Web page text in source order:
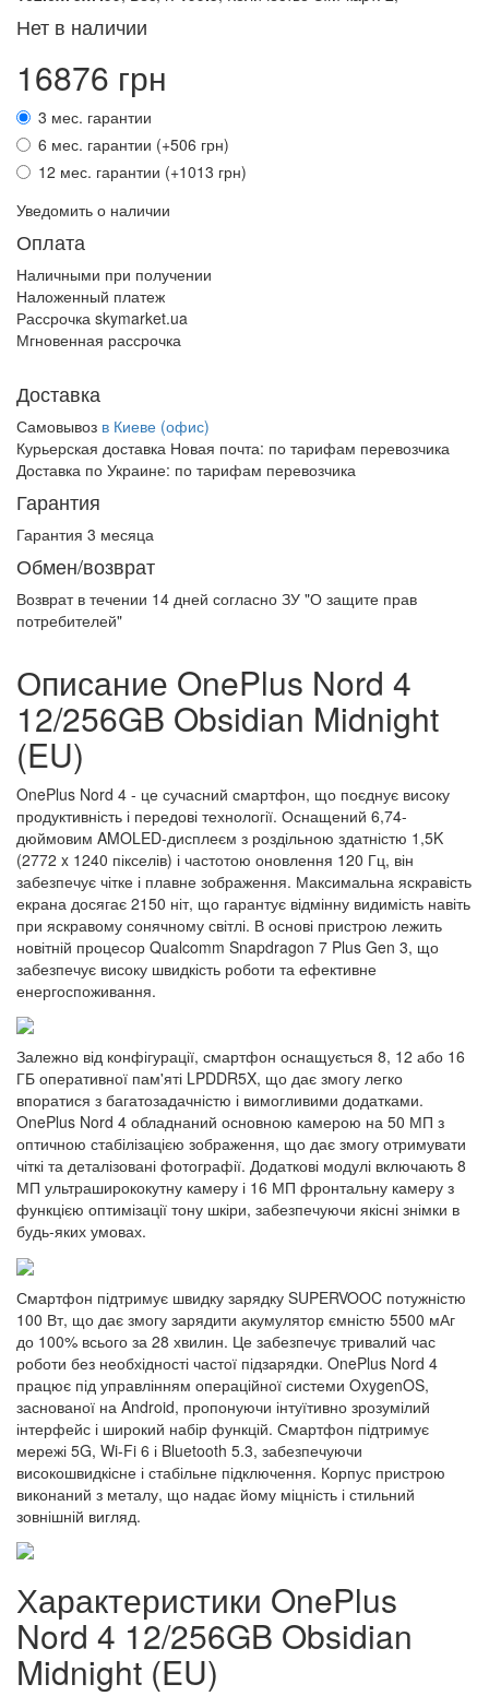
Нет в наличии
16876 грн
3 мес. гарантии
6 мес. гарантии (+506 грн)
12 мес. гарантии (+1013 грн)
Уведомить о наличии
Оплата
Наличными при получении
Наложенный платеж
Рассрочка skymarket.ua
Мгновенная рассрочка
Доставка
Самовывоз в Киеве (офис)
Курьерская доставка Новая почта: по тарифам перевозчика
Доставка по Украине: по тарифам перевозчика
Гарантия
Гарантия 3 месяца
Обмен/возврат
Возврат в течении 14 дней согласно ЗУ "О защите прав
потребителей"
Описание OnePlus Nord 4
12/256GB Obsidian Midnight
(EU)
OnePlus Nord 4 - це сучасний смартфон, що поєднує високу
продуктивність і передові технології. Оснащений 6,74-
дюймовим AMOLED-дисплеєм з роздільною здатністю 1,5K
(2772 x 1240 пікселів) і частотою оновлення 120 Гц, він
забезпечує чітке і плавне зображення. Максимальна яскравість
екрана досягає 2150 ніт, що гарантує відмінну видимість навіть
при яскравому сонячному світлі. В основі пристрою лежить
новітній процесор Qualcomm Snapdragon 7 Plus Gen 3, що
забезпечує високу швидкість роботи та ефективне
енергоспоживання.
Залежно від конфігурації, смартфон оснащується 8, 12 або 16
ГБ оперативної пам'яті LPDDR5X, що дає змогу легко
впоратися з багатозадачністю і вимогливими додатками.
OnePlus Nord 4 обладнаний основною камерою на 50 МП з
оптичною стабілізацією зображення, що дає змогу отримувати
чіткі та деталізовані фотографії. Додаткові модулі включають 8
МП ультраширококутну камеру і 16 МП фронтальну камеру з
функцією оптимізації тону шкіри, забезпечуючи якісні знімки в
будь-яких умовах.
Смартфон підтримує швидку зарядку SUPERVOOC потужністю
100 Вт, що дає змогу зарядити акумулятор ємністю 5500 мАг
до 100% всього за 28 хвилин. Це забезпечує тривалий час
роботи без необхідності частої підзарядки. OnePlus Nord 4
працює під управлінням операційної системи OxygenOS,
заснованої на Android, пропонуючи інтуїтивно зрозумілий
інтерфейс і широкий набір функцій. Смартфон підтримує
мережі 5G, Wi-Fi 6 і Bluetooth 5.3, забезпечуючи
високошвидкісне і стабільне підключення. Корпус пристрою
виконаний з металу, що надає йому міцність і стильний
зовнішній вигляд.
Характеристики OnePlus
Nord 4 12/256GB Obsidian
Midnight (EU)